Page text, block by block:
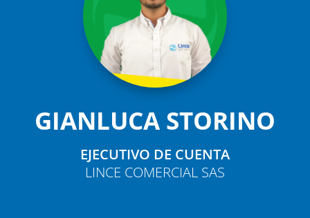
GIANLUCA STORINO
EJECUTIVO DE CUENTA
LINCE COMERCIAL SAS